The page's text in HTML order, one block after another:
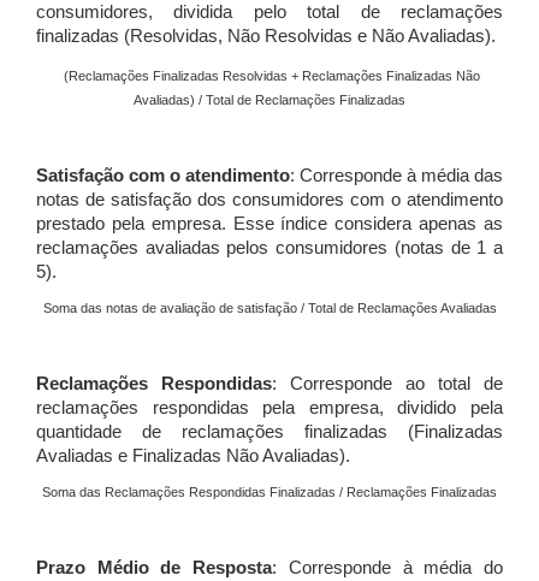
consumidores, dividida pelo total de reclamações
finalizadas (Resolvidas, Não Resolvidas e Não Avaliadas).
(Reclamações Finalizadas Resolvidas + Reclamações Finalizadas Não
Avaliadas) / Total de Reclamações Finalizadas
Satisfação com o atendimento: Corresponde à média das
notas de satisfação dos consumidores com o atendimento
prestado pela empresa. Esse índice considera apenas as
reclamações avaliadas pelos consumidores (notas de 1 a
5).
Soma das notas de avaliação de satisfação / Total de Reclamações Avaliadas
Reclamações Respondidas: Corresponde ao total de
reclamações respondidas pela empresa, dividido pela
quantidade de reclamações finalizadas (Finalizadas
Avaliadas e Finalizadas Não Avaliadas).
Soma das Reclamações Respondidas Finalizadas / Reclamações Finalizadas
Prazo Médio de Resposta: Corresponde à média do